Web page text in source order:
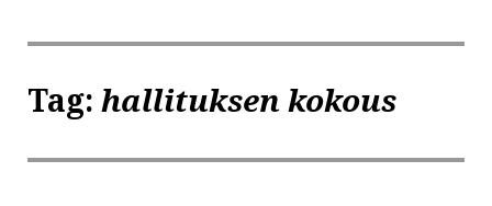
Tag: hallituksen kokous